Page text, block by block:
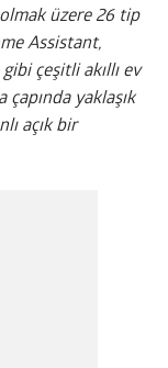
üzere 26 tip
Assistant,
çeşitli akıllı ev
yaklaşık
açık bir